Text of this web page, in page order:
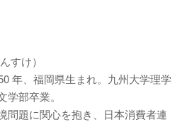
すけ）
年、福岡県生まれ。九州大学理学
部卒業。
問題に関心を抱き、日本消費者連